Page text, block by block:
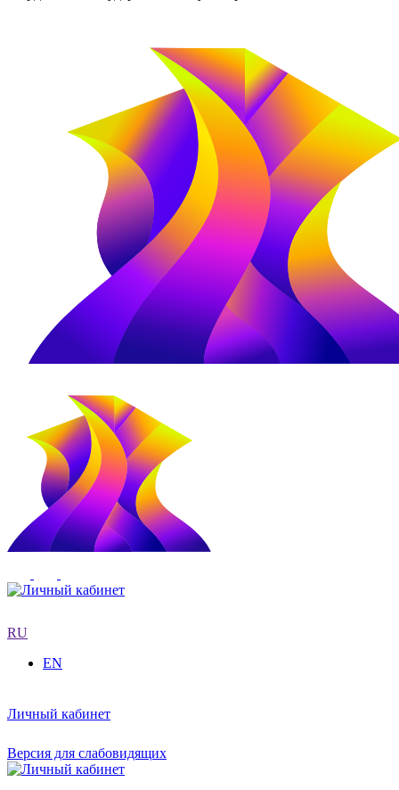
RU
EN
Личный кабинет
Версия для слабовидящих